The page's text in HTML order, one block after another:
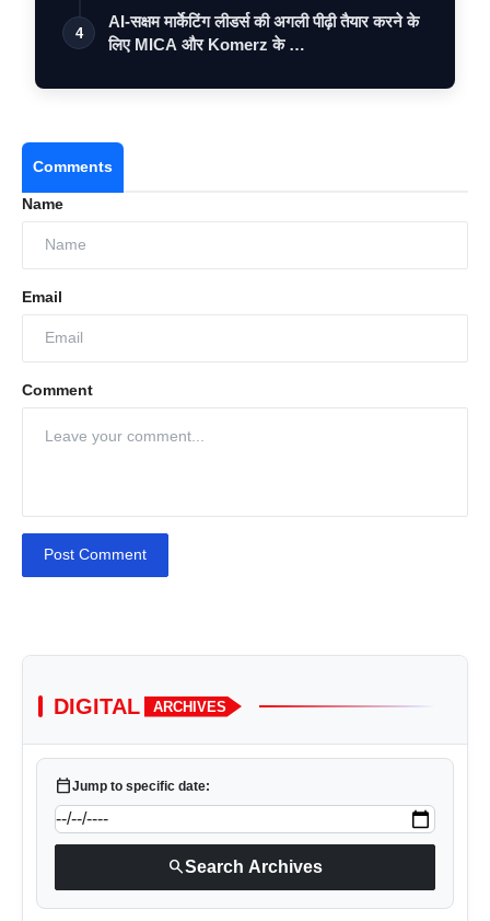
4
AI-सक्षम मार्केटिंग लीडर्स की अगली पीढ़ी तैयार करने के
लिए MICA और Komerz के …
Comments
Name
Email
Comment
Post Comment
DIGITAL ARCHIVES
calendar_todayJump to specific date:
searchSearch Archives